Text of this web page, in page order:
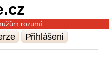
rozumí
Přihlášení